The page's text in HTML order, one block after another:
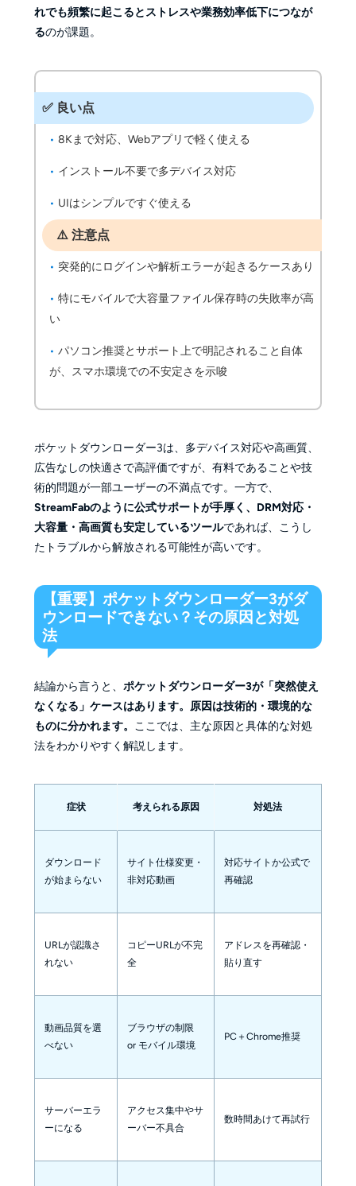
れでも頻繁に起こるとストレスや業務効率低下につなが
るのが課題。
✅ 良い点
8Kまで対応、Webアプリで軽く使える
インストール不要で多デバイス対応
UIはシンプルですぐ使える
⚠️ 注意点
突発的にログインや解析エラーが起きるケースあり
特にモバイルで大容量ファイル保存時の失敗率が高
い
パソコン推奨とサポート上で明記されること自体
が、スマホ環境での不安定さを示唆
ポケットダウンローダー3は、多デバイス対応や高画質、
広告なしの快適さで高評価ですが、有料であることや技
術的問題が一部ユーザーの不満点です。一方で、
StreamFabのように公式サポートが手厚く、DRM対応・
大容量・高画質も安定しているツールであれば、こうし
たトラブルから解放される可能性が高いです。
【重要】ポケットダウンローダー3がダ
ウンロードできない？その原因と対処
法
結論から言うと、 ポケットダウンローダー3が「突然使え
なくなる」ケースはあります。原因は技術的・環境的な
ものに分かれます。 ここでは、主な原因と具体的な対処
法をわかりやすく解説します。
症状 考えられる原因 対処法
ダウンロード
が始まらない
サイト仕様変更・
非対応動画
対応サイトか公式で
再確認
URLが認識さ
れない
コピーURLが不完
全
アドレスを再確認・
貼り直す
動画品質を選
べない
ブラウザの制限
or モバイル環境
PC＋Chrome推奨
サーバーエラ
ーになる
アクセス集中やサ
ーバー不具合
数時間あけて再試行